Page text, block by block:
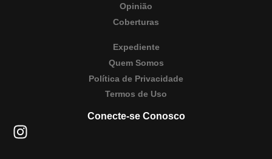
Opinião
Coberturas
Expediente
Quem Somos
Política de Privacidade
Termos de Uso
Conecte-se Conosco